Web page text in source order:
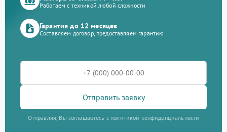
Работаем с техникой любой сложности
Гарантия до 12 месяцев
Составляем договор, предоставляем гарантию
Отправить заявку
Отправляя, Вы соглашаетесь с политикой конфиденциальности